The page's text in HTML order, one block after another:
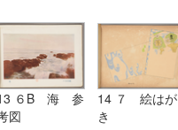
６B 海 参
図
14 ７ 絵はが
き